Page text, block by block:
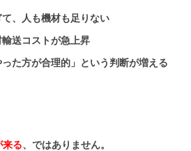
、人も機材も足りない
送コストが急上昇
た方が合理的」という判断が増える
来る、ではありません。